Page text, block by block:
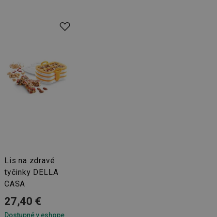
Lis na zdravé
tyčinky DELLA
CASA
27,40 €
Dostupné v eshope
pretože
tejto
stavu relácie
mezi lidmi a
možné podávat
webom.
o rôznych
ktoré
v budúcich